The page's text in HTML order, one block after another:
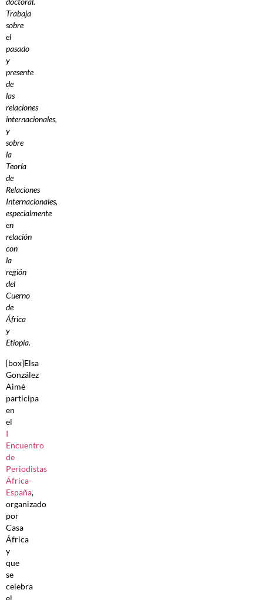
Trabaja
sobre
el
pasado
y
presente
de
las
relaciones
internacionales,
y
sobre
la
Teoría
de
Relaciones
Internacionales,
especialmente
en
relación
con
la
región
del
Cuerno
de
África
y
Etiopía.
[box]Elsa
González
Aimé
participa
en
el
I
Encuentro
de
Periodistas
África-
España,
organizado
por
Casa
África
y
que
se
celebra
el